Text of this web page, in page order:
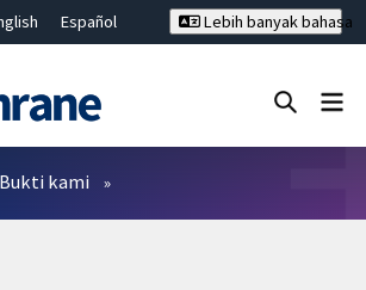
Español
ไทย
繁體中文
Lebih banyak bahasa
Bukti kami